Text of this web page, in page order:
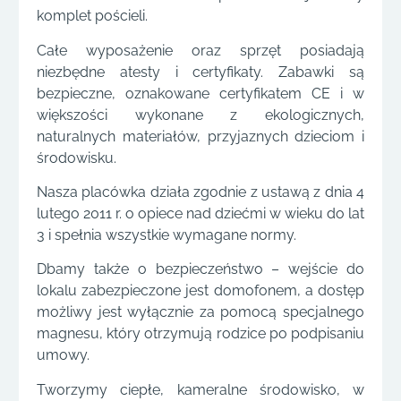
komplet pościeli.
Całe wyposażenie oraz sprzęt posiadają
niezbędne atesty i certyfikaty. Zabawki są
bezpieczne, oznakowane certyfikatem CE i w
większości wykonane z ekologicznych,
naturalnych materiałów, przyjaznych dzieciom i
środowisku.
Nasza placówka działa zgodnie z ustawą z dnia 4
lutego 2011 r. o opiece nad dziećmi w wieku do lat
3 i spełnia wszystkie wymagane normy.
Dbamy także o bezpieczeństwo – wejście do
lokalu zabezpieczone jest domofonem, a dostęp
możliwy jest wyłącznie za pomocą specjalnego
magnesu, który otrzymują rodzice po podpisaniu
umowy.
Tworzymy ciepłe, kameralne środowisko, w